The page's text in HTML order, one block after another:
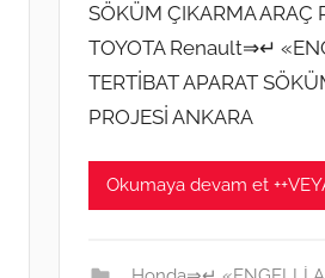
SÖKÜM ÇIKARMA ARAÇ
TOYOTA Renault⇒↵
TERTİBAT APARAT
PROJESİ ANKARA
Okumaya devam et